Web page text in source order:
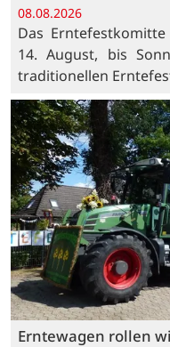
08.08.2026
Das
14. August, bis
traditionellen
Erntewagen rollen